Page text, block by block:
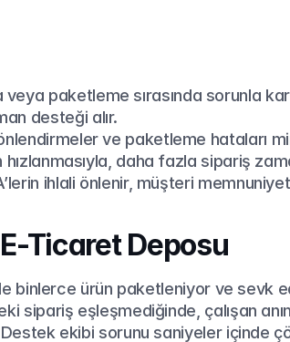
veya paketleme sırasında sorunla
desteği alır.
ve paketleme hataları
daha fazla sipariş
ihlali önlenir, müşteri
Ticaret Deposu
binlerce ürün paketleniyor ve sevk
sipariş eşleşmediğinde, çalışan
ekibi sorunu saniyeler içinde